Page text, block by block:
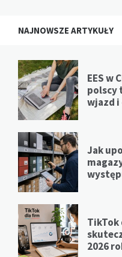
NAJNOWSZE ARTYKUŁY
EES w
polscy
wjazd i
Jak
TikTok
2026